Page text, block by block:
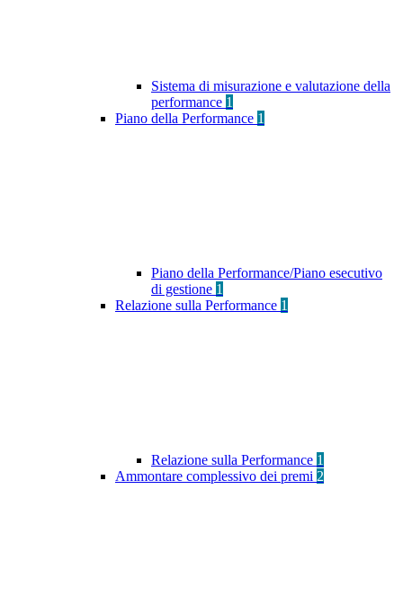
Sistema di misurazione e valutazione della
performance 1
Piano della Performance 1
Piano della Performance/Piano esecutivo
di gestione 1
Relazione sulla Performance 1
Relazione sulla Performance 1
Ammontare complessivo dei premi 2